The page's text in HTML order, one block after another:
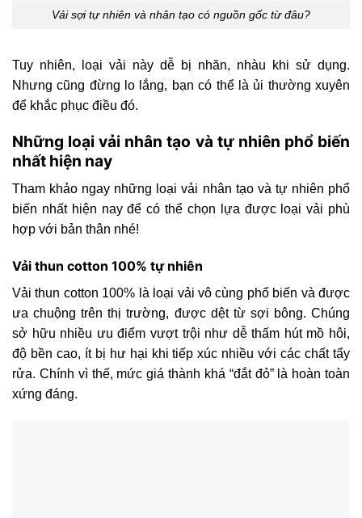
Vải sợi tự nhiên và nhân tạo có nguồn gốc từ đâu?
Tuy nhiên, loại vải này dễ bị nhăn, nhàu khi sử dụng.
Nhưng cũng đừng lo lắng, bạn có thể là ủi thường xuyên
để khắc phục điều đó.
Những loại vải nhân tạo và tự nhiên phổ biến
nhất hiện nay
Tham khảo ngay những loại vải nhân tạo và tự nhiên phổ
biến nhất hiện nay để có thể chọn lựa được loại vải phù
hợp với bản thân nhé!
Vải thun cotton 100% tự nhiên
Vải thun cotton 100% là loại vải vô cùng phổ biến và được
ưa chuộng trên thị trường, được dệt từ sợi bông. Chúng
sở hữu nhiều ưu điểm vượt trội như dễ thấm hút mồ hôi,
độ bền cao, ít bị hư hại khi tiếp xúc nhiều với các chất tẩy
rửa. Chính vì thế, mức giá thành khá “đắt đỏ” là hoàn toàn
xứng đáng.